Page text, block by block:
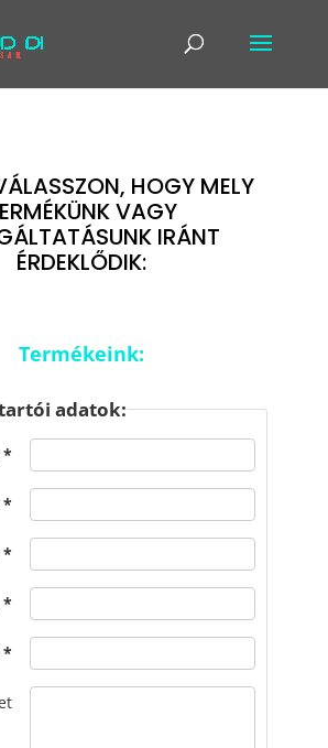
HOGY MELY
VAGY
IRÁNT
ÉRDEKLŐDIK:
Termékeink:
adatok: